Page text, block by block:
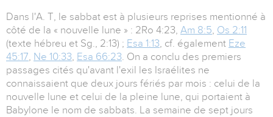
Dans l'A. T, le sabbat est à plusieurs reprises mentionné à
côté de la « nouvelle lune » : 2Ro 4:23, Am 8:5, Os 2:11
(texte hébreu et Sg., 2:13) ; Esa 1:13, cf. également Eze
45:17, Ne 10:33, Esa 66:23. On a conclu des premiers
passages cités qu'avant l'exil les Israélites ne
connaissaient que deux jours fériés par mois : celui de la
nouvelle lune et celui de la pleine lune, qui portaient à
Babylone le nom de sabbats. La semaine de sept jours